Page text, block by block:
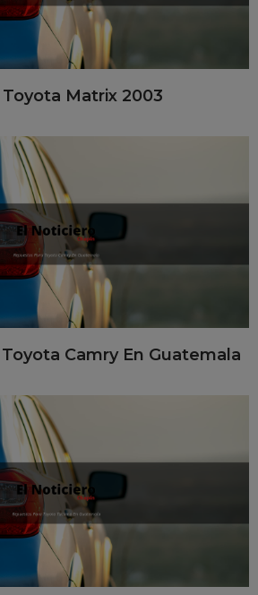
Matrix 2003
Camry En Guatemala